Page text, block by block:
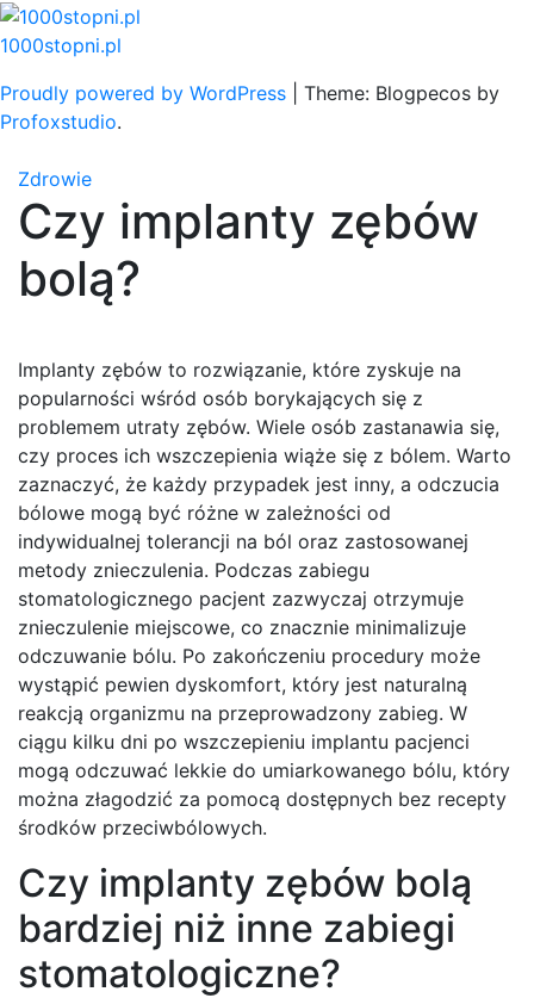
Skip
to
1000stopni.pl
Proudly powered by WordPress
Theme: Blogpecos by
Profoxstudio.
Zdrowie
Czy implanty zębów
bolą?
Implanty zębów to rozwiązanie, które zyskuje na
popularności wśród osób borykających się z
problemem utraty zębów. Wiele osób zastanawia się,
czy proces ich wszczepienia wiąże się z bólem. Warto
zaznaczyć, że każdy przypadek jest inny, a odczucia
bólowe mogą być różne w zależności od
indywidualnej tolerancji na ból oraz zastosowanej
metody znieczulenia. Podczas zabiegu
stomatologicznego pacjent zazwyczaj otrzymuje
znieczulenie miejscowe, co znacznie minimalizuje
odczuwanie bólu. Po zakończeniu procedury może
wystąpić pewien dyskomfort, który jest naturalną
reakcją organizmu na przeprowadzony zabieg. W
ciągu kilku dni po wszczepieniu implantu pacjenci
mogą odczuwać lekkie do umiarkowanego bólu, który
można złagodzić za pomocą dostępnych bez recepty
środków przeciwbólowych.
Czy implanty zębów bolą
bardziej niż inne zabiegi
stomatologiczne?